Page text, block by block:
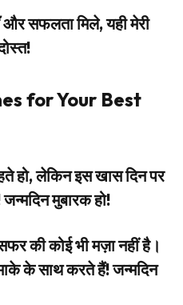
और सफलता मिले, यही मेरी
for Your Best
हो, लेकिन इस खास दिन पर
मुबारक हो!
की कोई भी मज़ा नहीं है।
के साथ करते हैं! जन्मदिन